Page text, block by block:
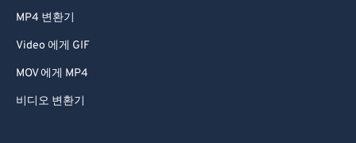
MP4 변환기
Video 에게 GIF
MOV 에게 MP4
비디오 변환기